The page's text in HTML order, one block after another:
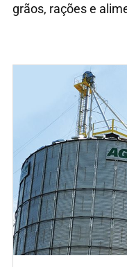
grãos, rações e